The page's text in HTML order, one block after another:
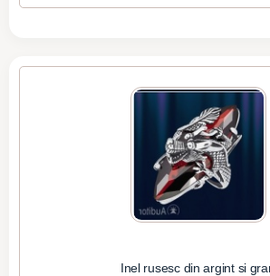
Inel rusesc din argint si